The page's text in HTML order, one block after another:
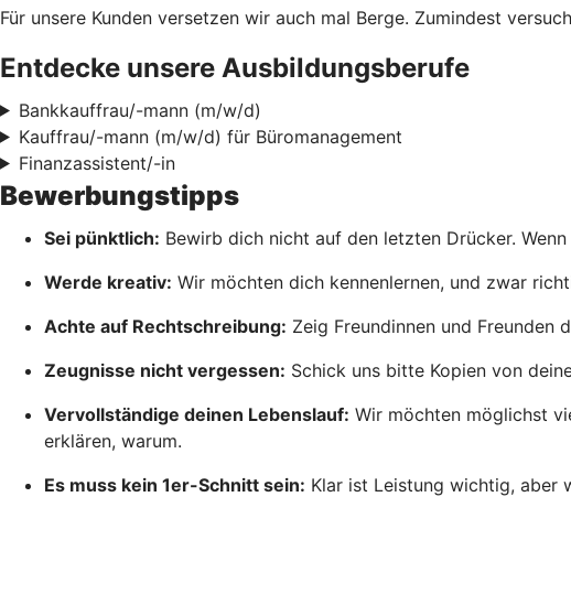
Für unsere Kunden versetzen wir auch mal Berge. Zumindest
Entdecke unsere Ausbildungsberufe
Bankkauffrau/-mann (m/w/d)
Kauffrau/-mann (m/w/d) für Büromanagement
Finanzassistent/-in
Bewerbungstipps
Sei pünktlich: Bewirb dich nicht auf den letzten Drücker.
Werde kreativ: Wir möchten dich kennenlernen, und zwar
Achte auf Rechtschreibung: Zeig Freundinnen und Freunden
Zeugnisse nicht vergessen: Schick uns bitte Kopien von
Vervollständige deinen Lebenslauf: Wir möchten möglichst
erklären, warum.
Es muss kein 1er-Schnitt sein: Klar ist Leistung wichtig, aber